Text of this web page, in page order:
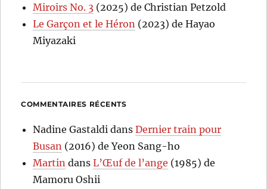
Miroirs No. 3 (2025) de Christian Petzold
Le Garçon et le Héron (2023) de Hayao
Miyazaki
COMMENTAIRES RÉCENTS
Nadine Gastaldi dansDernier train pour
Busan (2016) de Yeon Sang-ho
Martin dansL’Œuf de l’ange (1985) de
Mamoru Oshii